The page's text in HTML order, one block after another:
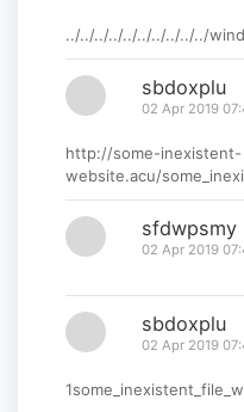
../../../../../../../../../../
sbdoxplu
02 Apr 2019
http://some-inexistent-
website.acu/
sfdwpsmy
02 Apr 2019
sbdoxplu
02 Apr 2019